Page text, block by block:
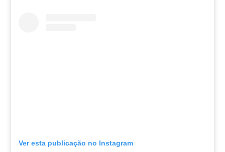
Ver esta publicação no Instagram